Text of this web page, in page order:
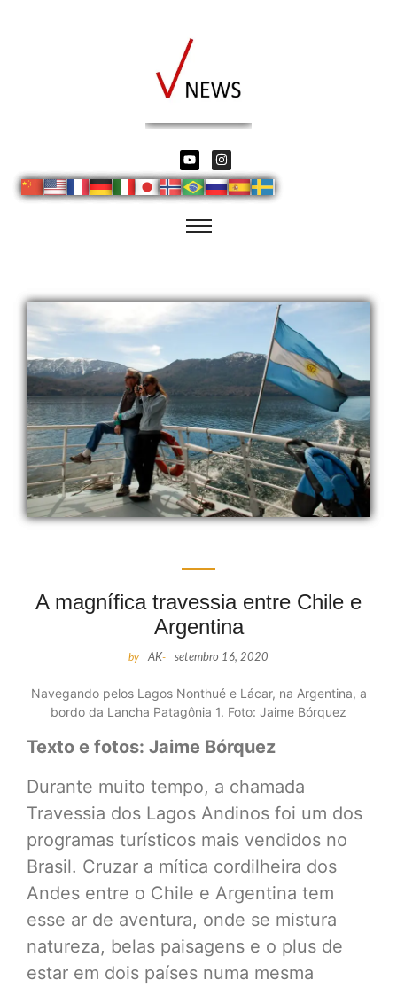
A magnífica travessia entre Chile e
Argentina
by AK- setembro 16, 2020
Navegando pelos Lagos Nonthué e Lácar, na Argentina, a
bordo da Lancha Patagônia 1. Foto: Jaime Bórquez
Texto e fotos: Jaime Bórquez
Durante muito tempo, a chamada
Travessia dos Lagos Andinos foi um dos
programas turísticos mais vendidos no
Brasil. Cruzar a mítica cordilheira dos
Andes entre o Chile e Argentina tem
esse ar de aventura, onde se mistura
natureza, belas paisagens e o plus de
estar em dois países numa mesma